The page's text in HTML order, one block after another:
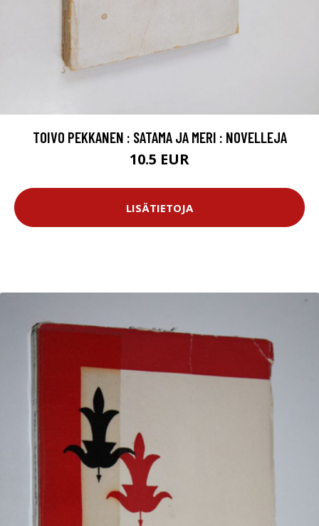
TOIVO PEKKANEN : SATAMA JA MERI : NOVELLEJA
10.5 EUR
LISÄTIETOJA